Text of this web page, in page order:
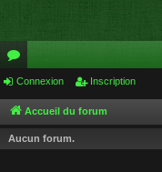
or
u
m
Connexion Inscription
Accueil du forum
Aucun forum.